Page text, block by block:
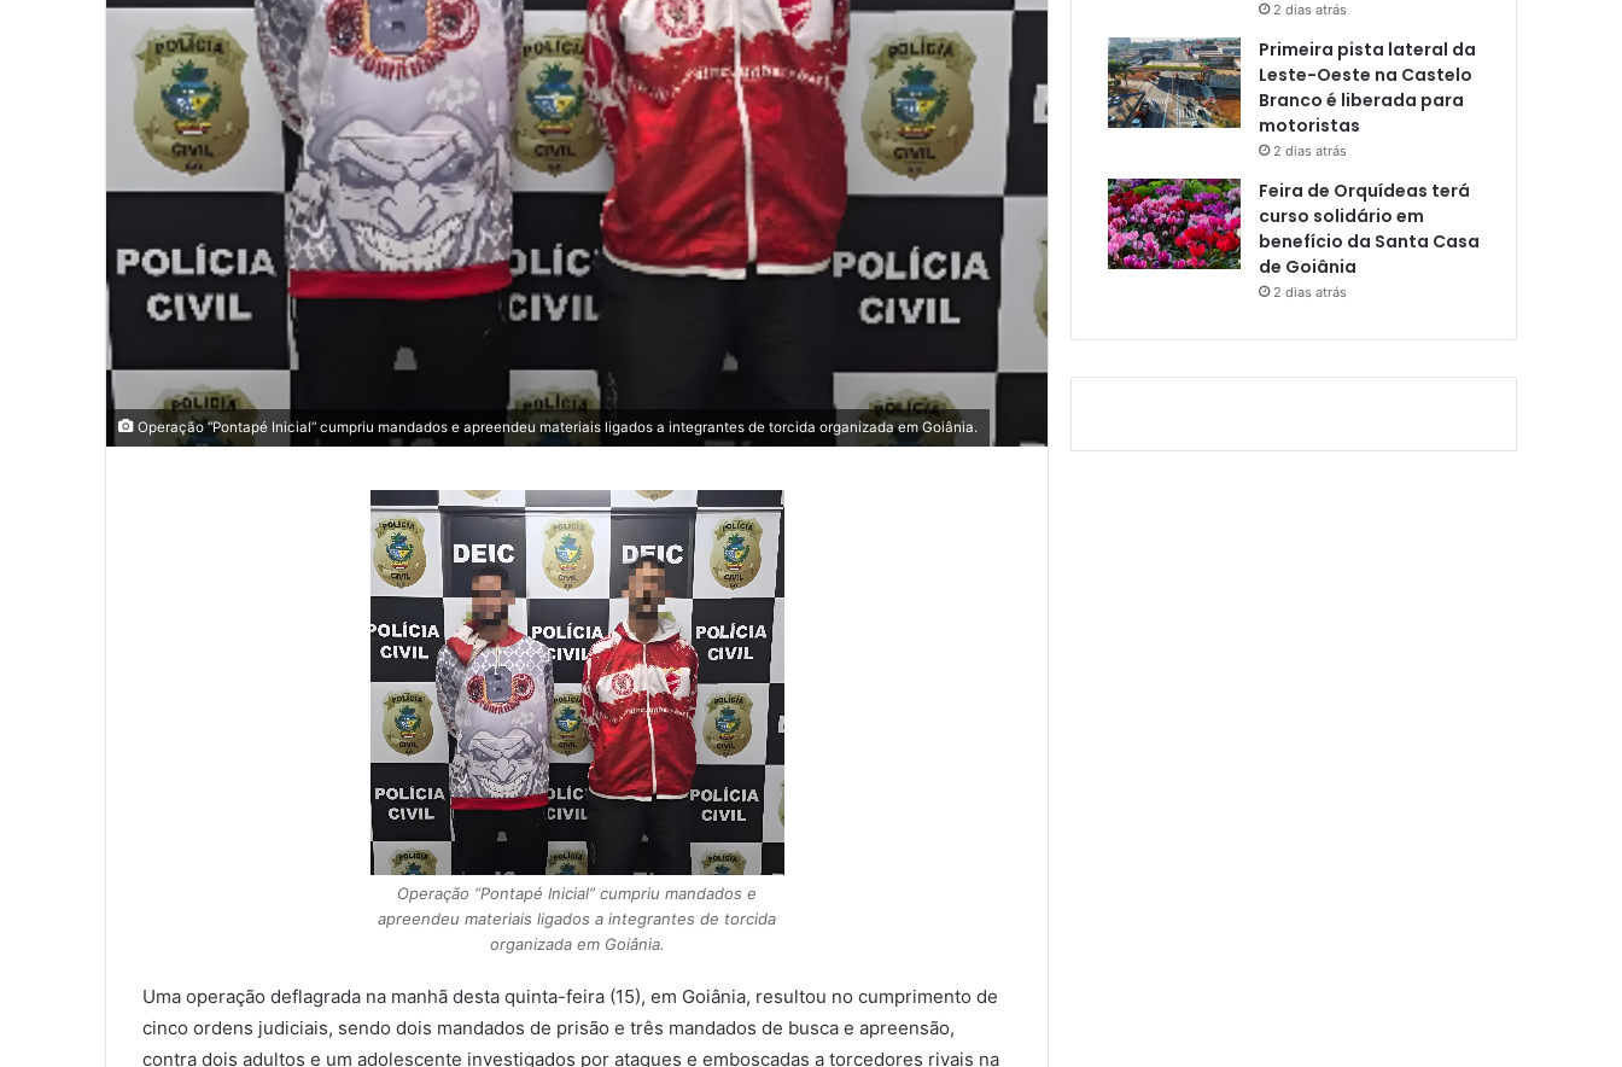
Operação “Pontapé Inicial” cumpriu mandados e apreendeu materiais ligados a integrantes de torcida organizada em Goiânia.
Operação “Pontapé Inicial” cumpriu mandados e
apreendeu materiais ligados a integrantes de torcida
organizada em Goiânia.
Uma operação deflagrada na manhã desta quinta-feira (15), em Goiânia, resultou no cumprimento de
cinco ordens judiciais, sendo dois mandados de prisão e três mandados de busca e apreensão,
contra dois adultos e um adolescente investigados por ataques e emboscadas a torcedores rivais na
2 dias atrás
Primeira pista lateral da
Leste-Oeste na Castelo
Branco é liberada para
motoristas
2 dias atrás
Feira de Orquídeas terá
curso solidário em
benefício da Santa Casa
de Goiânia
2 dias atrás